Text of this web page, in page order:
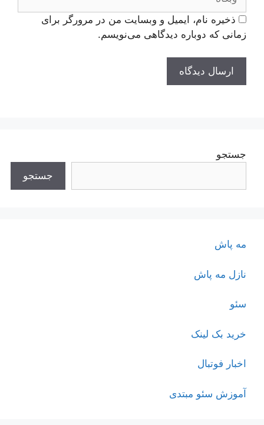
ذخیره نام، ایمیل و وبسایت من در مرورگر برای
زمانی که دوباره دیدگاهی می‌نویسم.
جستجو
جستجو
مه پاش
نازل مه پاش
سئو
خرید بک لینک
اخبار فوتبال
آموزش سئو مبتدی